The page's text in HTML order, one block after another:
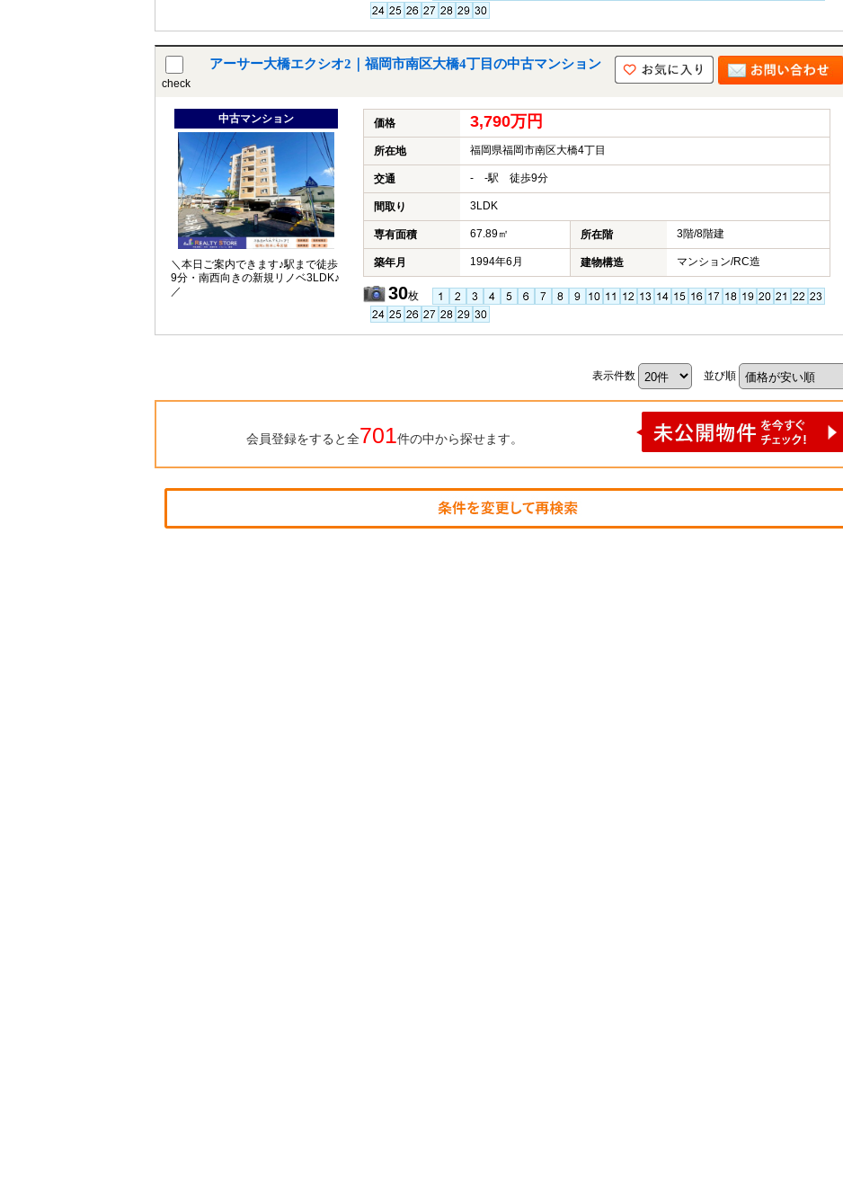
check
アーサー大橋エクシオ2｜福岡市南区大橋4丁目の中古マンション
中古マンション
＼本日ご案内できます♪駅まで徒歩
9分・南西向きの新規リノベ3LDK♪
／
価格 3,790万円
所在地 福岡県福岡市南区大橋4丁目
交通 - -駅 徒歩9分
間取り 3LDK
専有面積 67.89㎡ 所在階 3階/8階建
築年月 1994年6月 建物構造 マンション/RC造
30枚
表示件数 並び順
会員登録をすると全701件の中から探せます。